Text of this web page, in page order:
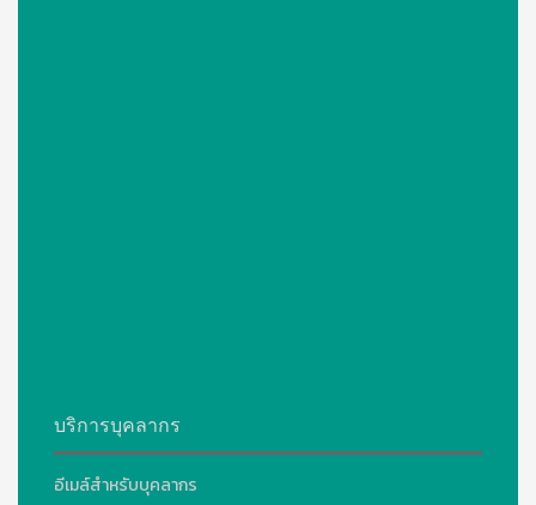
บริการบุคลากร
อีเมล์สำหรับบุคลากร